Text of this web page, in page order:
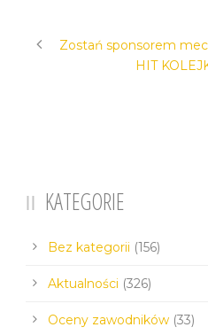
Zostań sponsorem
HIT
KATEGORIE
Bez kategorii (156)
Aktualności (326)
Oceny zawodników (33)